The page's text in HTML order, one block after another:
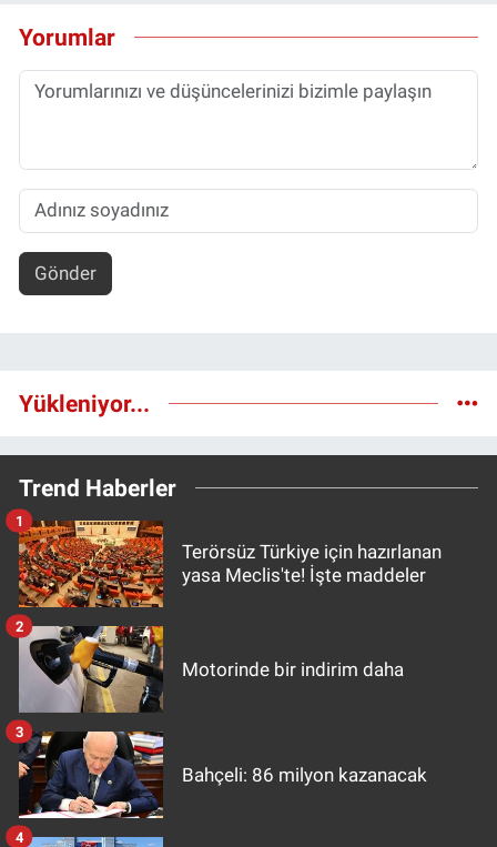
Yorumlar
Gönder
Yükleniyor...
Trend Haberler
Terörsüz Türkiye için hazırlanan
yasa Meclis'te! İşte maddeler
1
Motorinde bir indirim daha
2
Bahçeli: 86 milyon kazanacak
3
4